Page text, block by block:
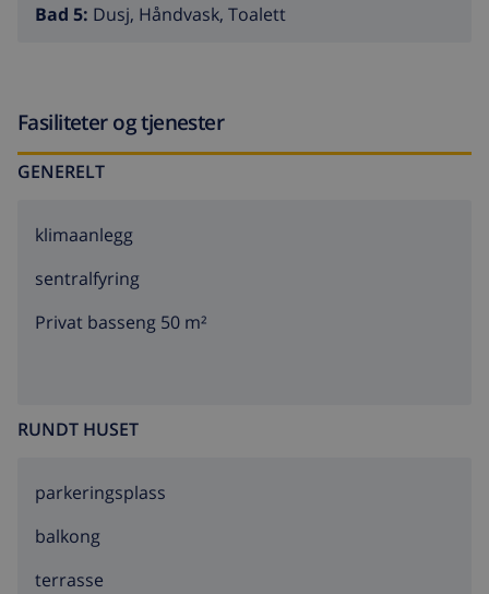
Bad 5: Dusj, Håndvask, Toalett
Fasiliteter og tjenester
GENERELT
klimaanlegg
sentralfyring
Privat basseng 50 m²
RUNDT HUSET
parkeringsplass
balkong
terrasse